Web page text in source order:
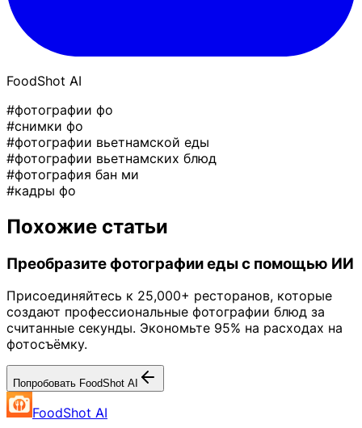
FoodShot AI
#фотографии фо
#снимки фо
#фотографии вьетнамской еды
#фотографии вьетнамских блюд
#фотография бан ми
#кадры фо
Похожие статьи
Преобразите фотографии еды с помощью ИИ
Присоединяйтесь к 25,000+ ресторанов, которые
создают профессиональные фотографии блюд за
считанные секунды. Экономьте 95% на расходах на
фотосъёмку.
Попробовать FoodShot AI
FoodShot AI